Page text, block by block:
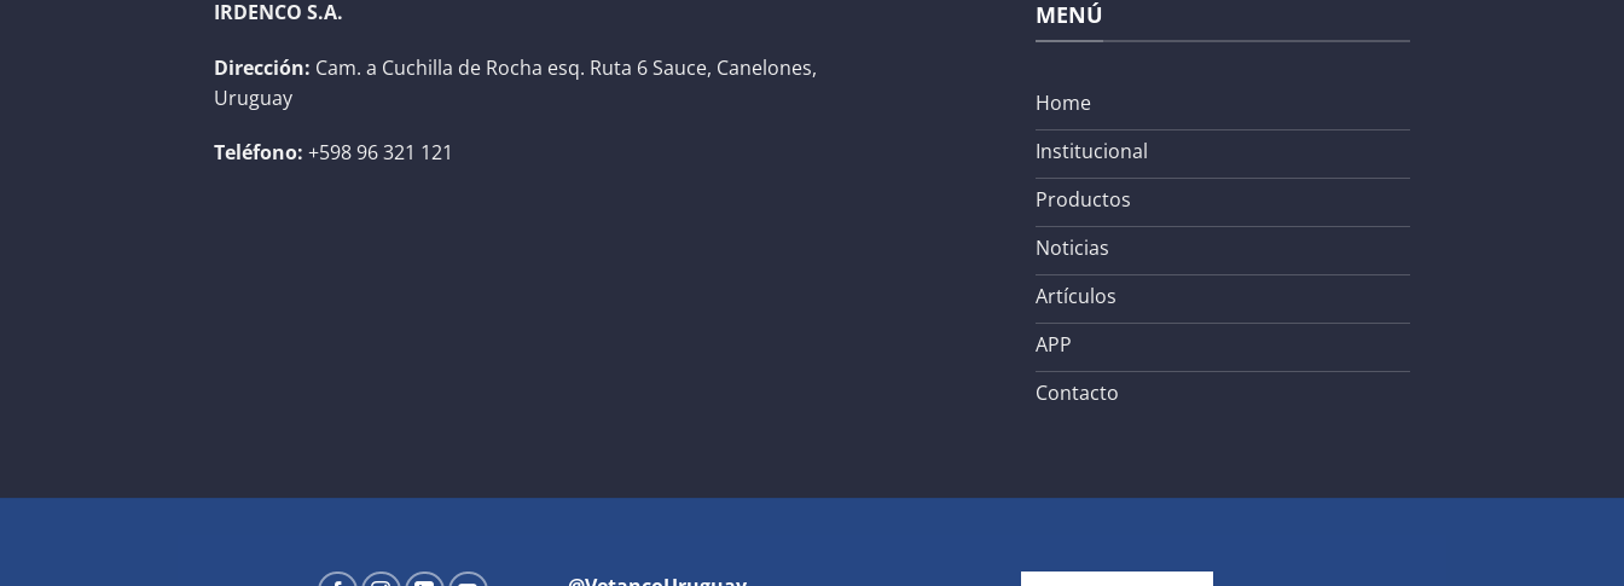
IRDENCO S.A.
Dirección: Cam. a Cuchilla de Rocha esq. Ruta 6 Sauce, Canelones,
Uruguay
Teléfono: +598 96 321 121
MENÚ
Home
Institucional
Productos
Noticias
Artículos
APP
Contacto